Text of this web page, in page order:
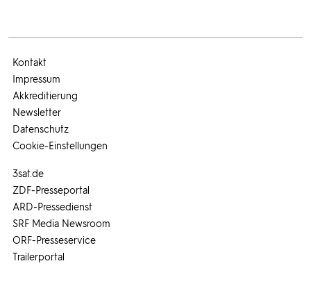
3sat.de
ZDF-Presseportal
ARD-Pressedienst
SRF Media Newsroom
ORF-Presseservice
Trailerportal
Kontakt
Impressum
Akkreditierung
Newsletter
Datenschutz
Cookie-Einstellungen